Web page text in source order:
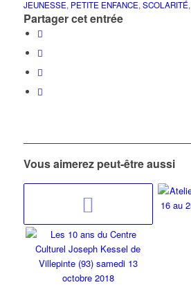
JEUNESSE, PETITE ENFANCE,SCOLARITÉ,
Partager cet entrée
Vous aimerez peut-être aussi